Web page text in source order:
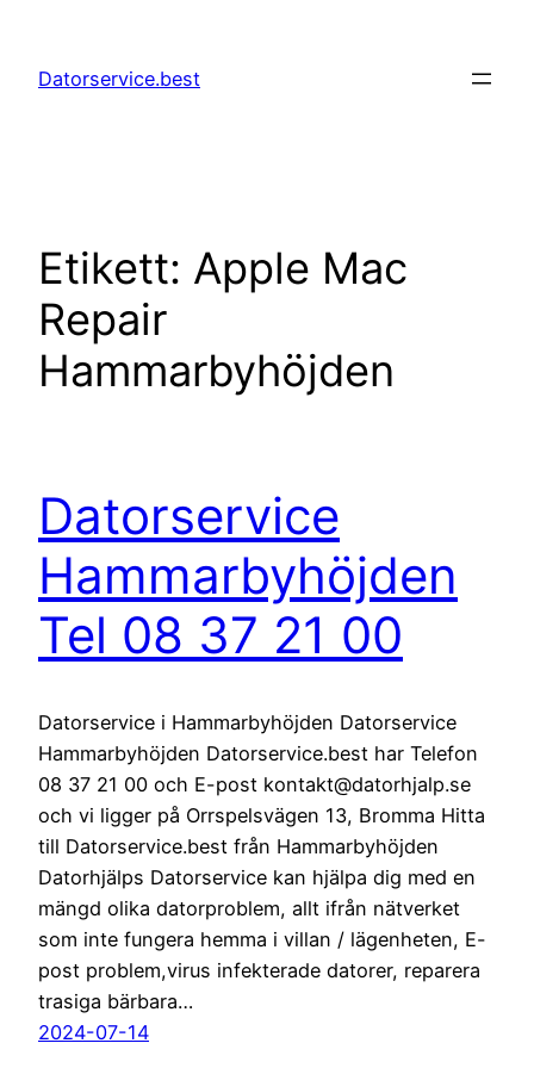
innehåll
Datorservice.best
Etikett: Apple Mac
Repair
Hammarbyhöjden
Datorservice
Hammarbyhöjden
Tel 08 37 21 00
Datorservice i Hammarbyhöjden Datorservice
Hammarbyhöjden Datorservice.best har Telefon
08 37 21 00 och E-post kontakt@datorhjalp.se
och vi ligger på Orrspelsvägen 13, Bromma Hitta
till Datorservice.best från Hammarbyhöjden
Datorhjälps Datorservice kan hjälpa dig med en
mängd olika datorproblem, allt ifrån nätverket
som inte fungera hemma i villan / lägenheten, E-
post problem,virus infekterade datorer, reparera
trasiga bärbara…
2024-07-14